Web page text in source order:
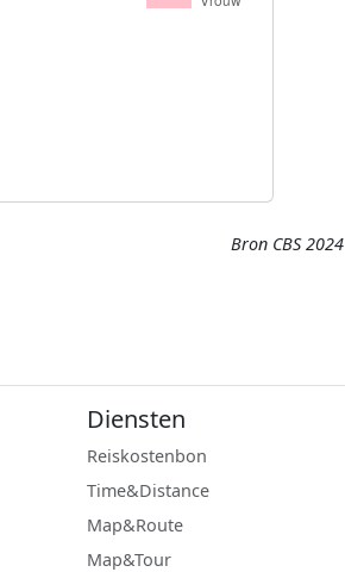
Bron CBS 2024
Diensten
Reiskostenbon
Time&Distance
Map&Route
Map&Tour